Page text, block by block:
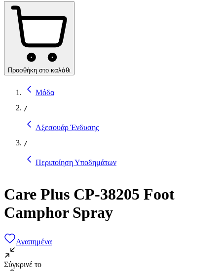
Προσθήκη στο καλάθι
Μόδα
/
Αξεσουάρ Ένδυσης
/
Περιποίηση Υποδημάτων
Care Plus CP-38205 Foot
Camphor Spray
Αγαπημένα
Σύγκρινέ το